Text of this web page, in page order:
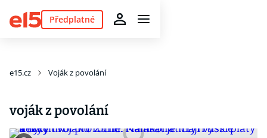
Předplatné
e15.cz Voják z povolání
voják z povolání